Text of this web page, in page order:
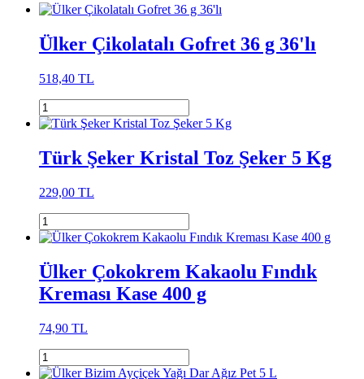
Ülker Çikolatalı Gofret 36 g 36'lı
518,40 TL
Türk Şeker Kristal Toz Şeker 5 Kg
229,00 TL
Ülker Çokokrem Kakaolu Fındık
Kreması Kase 400 g
74,90 TL